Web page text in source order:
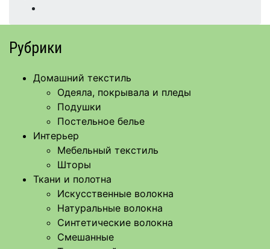
Рубрики
Домашний текстиль
Одеяла, покрывала и пледы
Подушки
Постельное белье
Интерьер
Мебельный текстиль
Шторы
Ткани и полотна
Искусственные волокна
Натуральные волокна
Синтетические волокна
Смешанные